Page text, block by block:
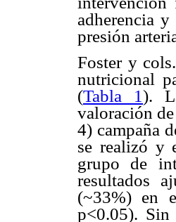
adherencia
presión
Foster y
nutricional
(Tabla 1).
valoración
4) campaña
se realizó y
grupo de
resultados
(~33%) en
p<0.05). Sin